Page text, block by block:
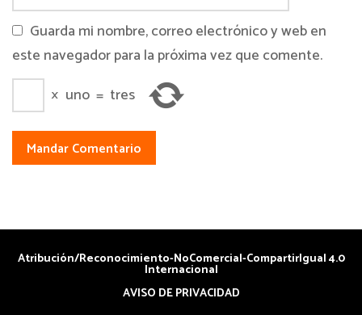
Guarda mi nombre, correo electrónico y web en
este navegador para la próxima vez que comente.
× uno = tres
Atribución/Reconocimiento-NoComercial-CompartirIgual 4.0
Internacional
AVISO DE PRIVACIDAD